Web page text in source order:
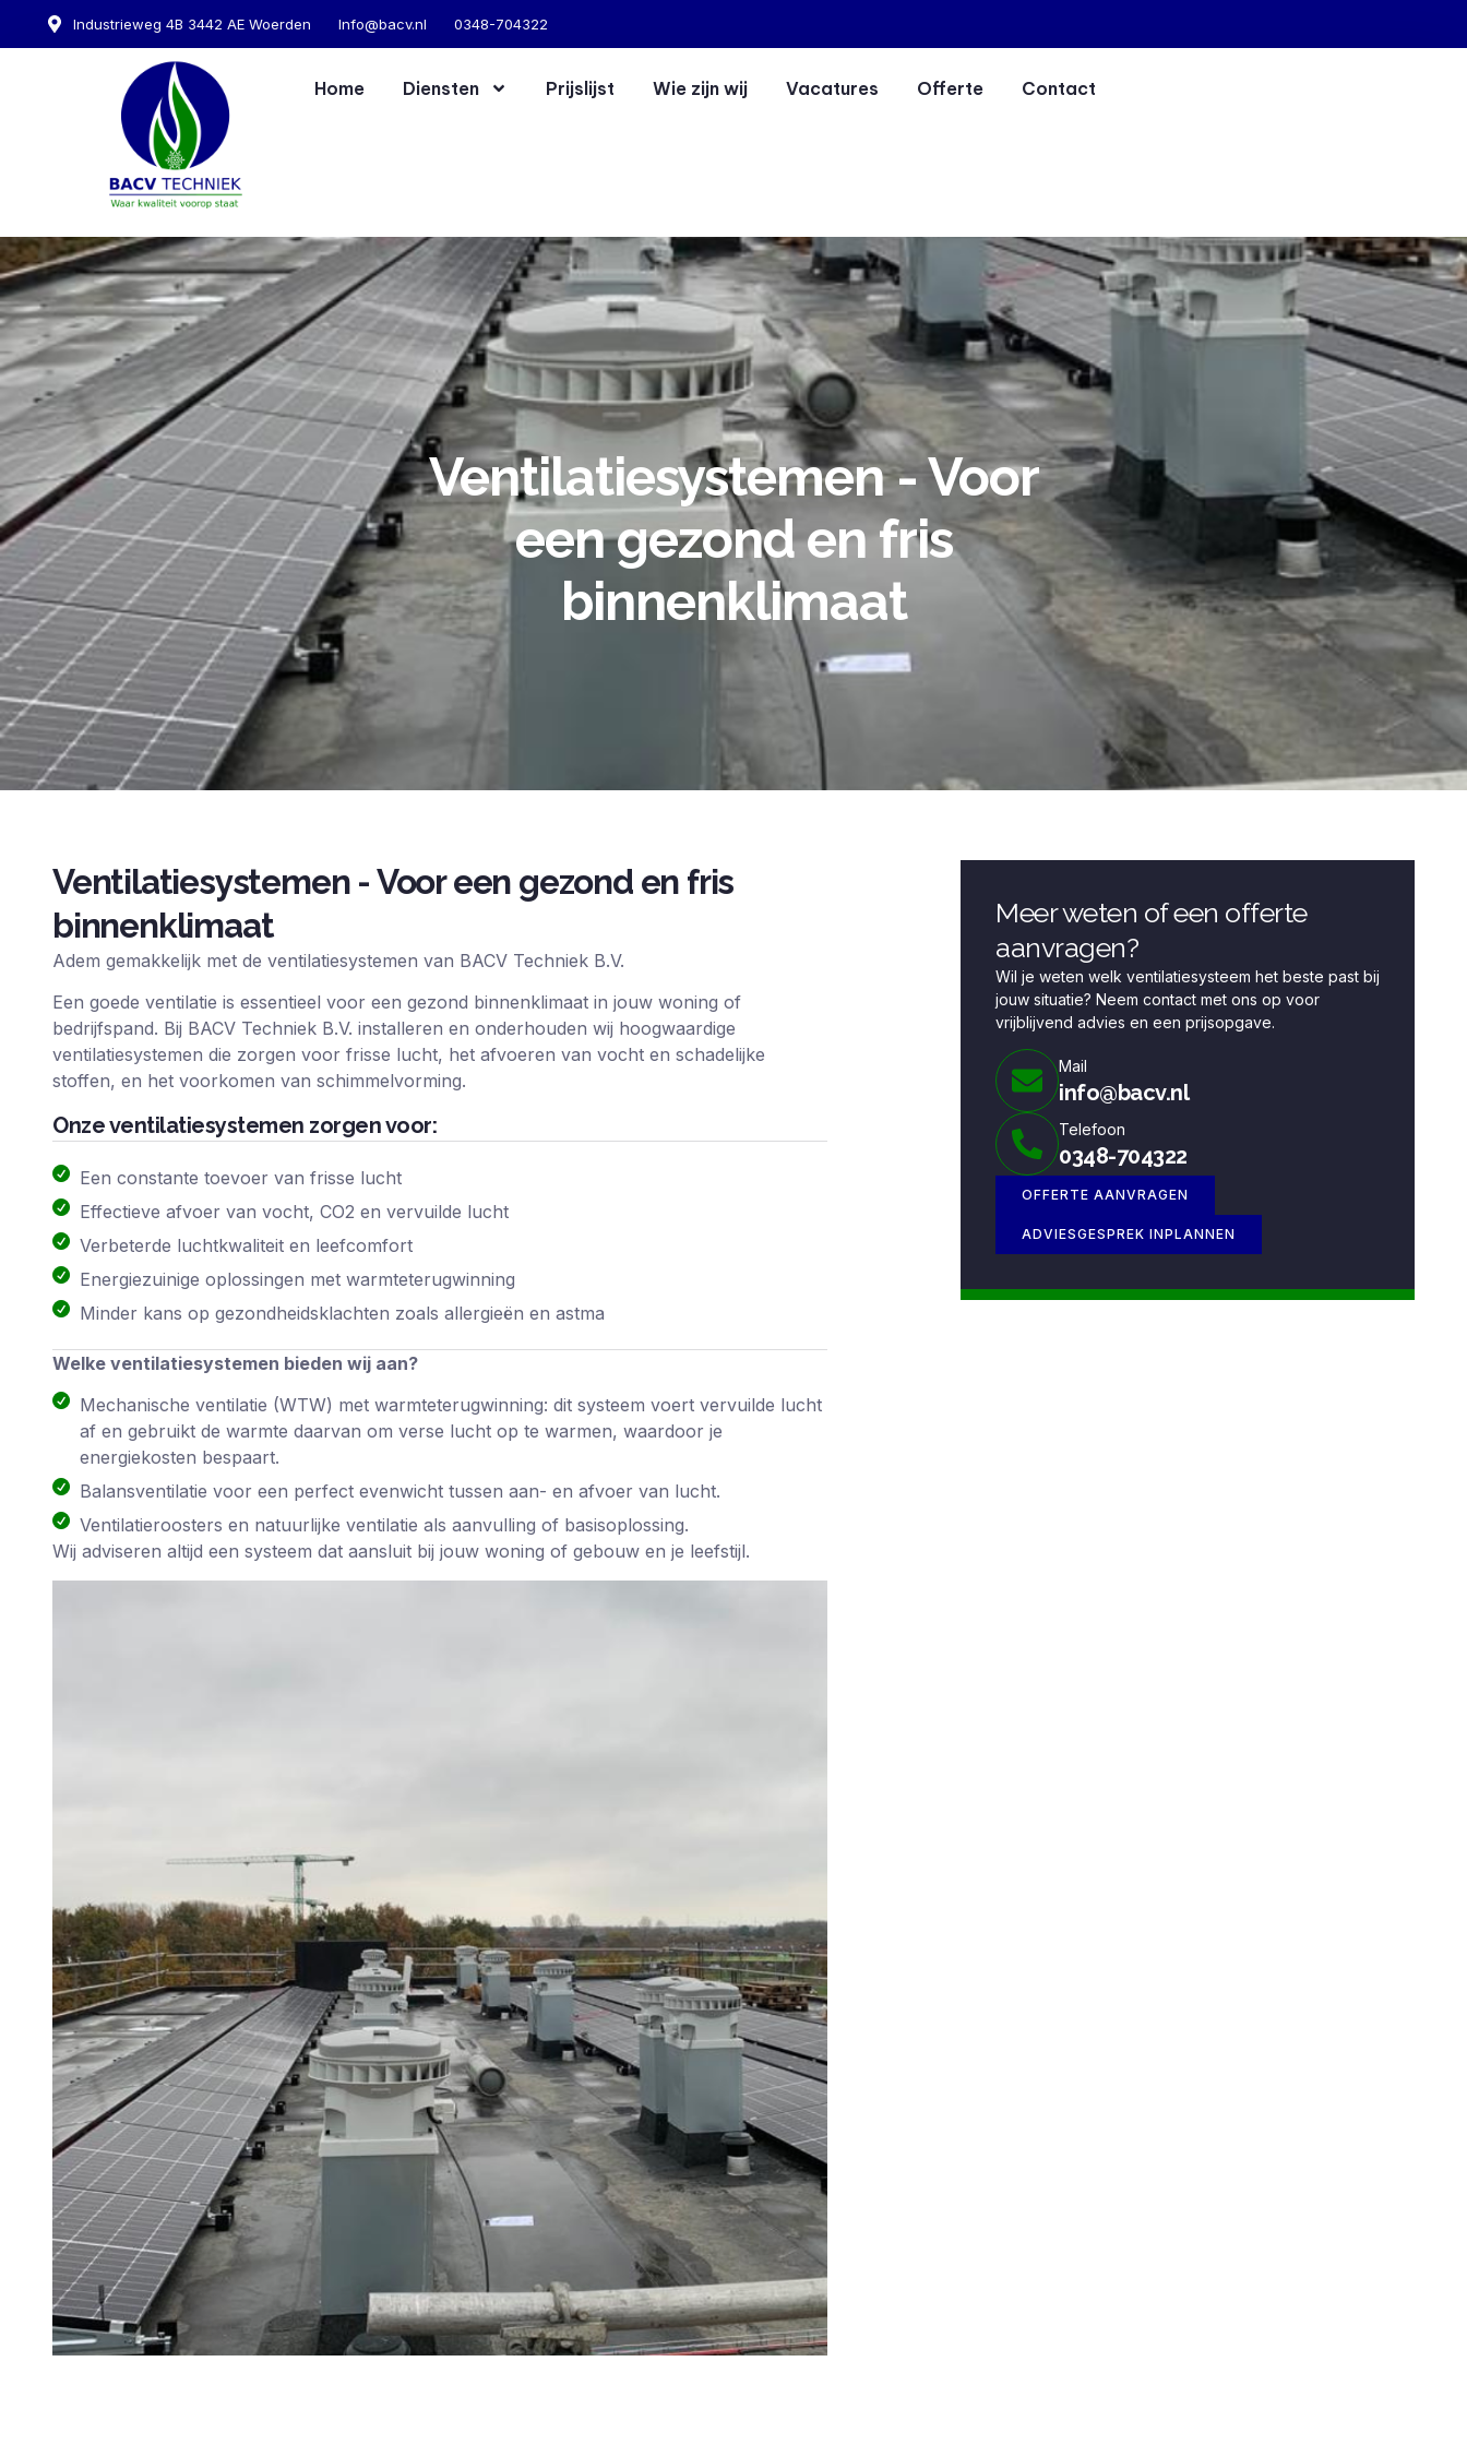
Industrieweg 4B 3442 AE Woerden Info@bacv.nl 0348-704322
Home Diensten Prijslijst Wie zijn wij Vacatures Offerte Contact
Ventilatiesystemen - Voor
een gezond en fris
binnenklimaat
Ventilatiesystemen - Voor een gezond en fris
binnenklimaat
Adem gemakkelijk met de ventilatiesystemen van BACV Techniek B.V.
Een goede ventilatie is essentieel voor een gezond binnenklimaat in jouw woning of
bedrijfspand. Bij BACV Techniek B.V. installeren en onderhouden wij hoogwaardige
ventilatiesystemen die zorgen voor frisse lucht, het afvoeren van vocht en schadelijke
stoffen, en het voorkomen van schimmelvorming.
Onze ventilatiesystemen zorgen voor:
Een constante toevoer van frisse lucht
Effectieve afvoer van vocht, CO2 en vervuilde lucht
Verbeterde luchtkwaliteit en leefcomfort
Energiezuinige oplossingen met warmteterugwinning
Minder kans op gezondheidsklachten zoals allergieën en astma
Welke ventilatiesystemen bieden wij aan?
Mechanische ventilatie (WTW) met warmteterugwinning: dit systeem voert vervuilde lucht
af en gebruikt de warmte daarvan om verse lucht op te warmen, waardoor je
energiekosten bespaart.
Balansventilatie voor een perfect evenwicht tussen aan- en afvoer van lucht.
Ventilatieroosters en natuurlijke ventilatie als aanvulling of basisoplossing.
Wij adviseren altijd een systeem dat aansluit bij jouw woning of gebouw en je leefstijl.
Meer weten of een offerte
aanvragen?
Wil je weten welk ventilatiesysteem het beste past bij
jouw situatie? Neem contact met ons op voor
vrijblijvend advies en een prijsopgave.
Mail
info@bacv.nl
Telefoon
0348-704322
OFFERTE AANVRAGEN
ADVIESGESPREK INPLANNEN